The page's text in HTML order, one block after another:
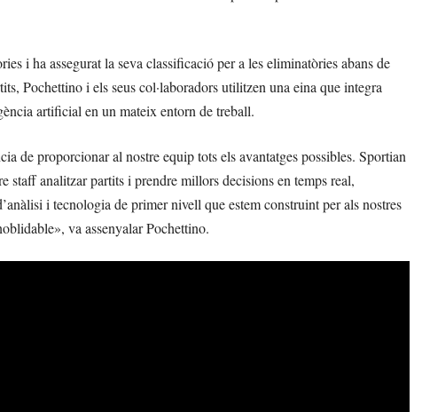
i ha assegurat la seva classificació per a les eliminatòries abans de
Pochettino i els seus col·laboradors utilitzen una eina que integra
artificial en un mateix entorn de treball.
de proporcionar al nostre equip tots els avantatges possibles. Sportian
staff analitzar partits i prendre millors decisions en temps real,
i tecnologia de primer nivell que estem construint per als nostres
va assenyalar Pochettino.